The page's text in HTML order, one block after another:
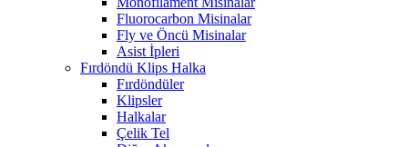
Fluorocarbon Misinalar
Fly ve Öncü Misinalar
Asist İpleri
Fırdöndü Klips Halka
Fırdöndüler
Klipsler
Halkalar
Çelik Tel